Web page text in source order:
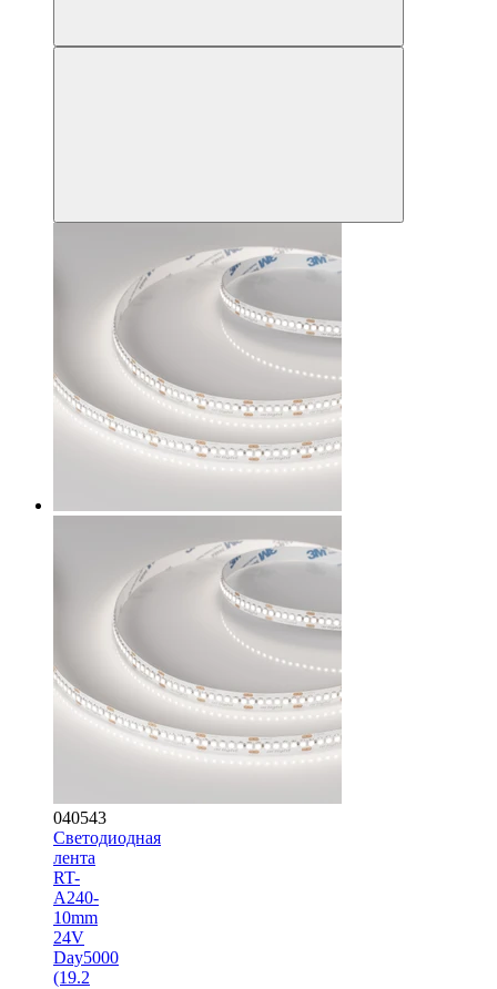
040543
Светодиодная
лента
RT-
A240-
10mm
24V
Day5000
(19.2